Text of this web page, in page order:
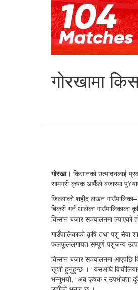
गोरखामा
गोरखा। किसानको उत्पादनलाई
सामग्री कृषक आफैँले बजारमा
जिल्लाको शहीद लखन
बिक्री गर्न थालेका
किसान बजार सञ्चालनमा
गाउँपालिकाको कृषि तथा पशु सेवा
फलफूललगायत सम्पूर्ण पशुजन्य
किसान बजार सञ्चालनमा आएपछि
खुशी हुनुहुन्छ । “यसअघि
भन्नुभयो, “अब कृषक र उपभोक्ता